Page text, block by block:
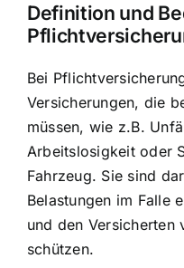
Definition und
Bei
Versicherungen, die
müssen, wie z.B.
Arbeitslosigkeit oder
Fahrzeug. Sie sind
Belastungen im Falle
und den Versicherten
schützen.